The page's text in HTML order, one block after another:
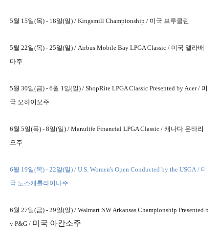
5월 15일(목) - 18일(일) / Kingsmill Championship / 미국 브루클린
5월 22일(목) - 25일(일) / Airbus Mobile Bay LPGA Classic / 미국 앨라배
마주
5월 30일(금) - 6월 1일(일) / ShopRite LPGA Classic Presented by Acer / 미
국 오하이오주
6월 5일(목) - 8일(일) / Manulife Financial LPGA Classic / 캐나다 온타리
오주
6월 19일(목) - 22일(일) / U.S. Women's Open Conducted by the USGA / 미
국 노스캐롤라이나주
6월 27일(금) - 29일(일) / Walmart NW Arkansas Championship Presented b
y P&G / 미국 아칸소주